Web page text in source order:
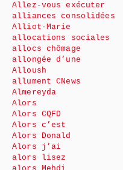
Allez-vous exécuter
alliances consolidées
Alliot-Marie
allocations sociales
allocs chômage
allongée d’une
Alloush
allument CNews
Almereyda
Alors
Alors CQFD
Alors c’est
Alors Donald
Alors j’ai
alors lisez